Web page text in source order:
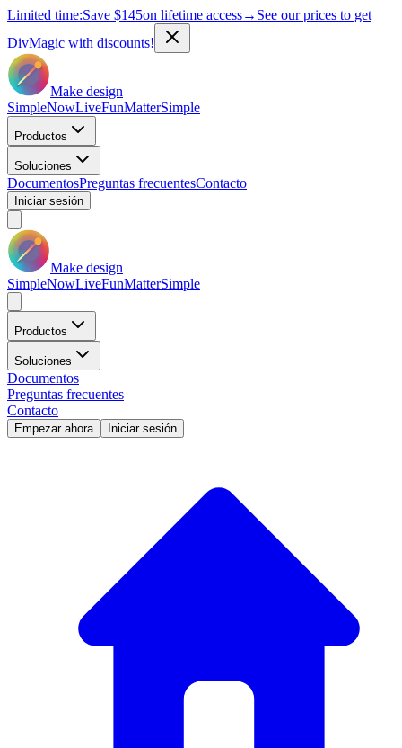
Limited time:Save $145on lifetime access→ See our prices to get
DivMagic with discounts!
Make design
SimpleNowLiveFunMatterSimple
Productos
Soluciones
DocumentosPreguntas frecuentesContacto
Iniciar sesión
Make design
SimpleNowLiveFunMatterSimple
Productos
Soluciones
Documentos
Preguntas frecuentes
Contacto
Empezar ahora Iniciar sesión